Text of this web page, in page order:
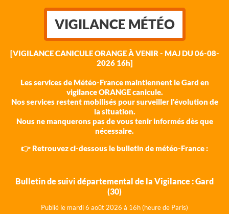
VIGILANCE MÉTÉO
[VIGILANCE CANICULE ORANGE À VENIR - MAJ DU 06-08-
2026 16h]
Les services de Météo-France maintiennent le Gard en
vigilance ORANGE canicule.
Nos services restent mobilisés pour surveiller l'évolution de
la situation.
Nous ne manquerons pas de vous tenir informés dès que
nécessaire.
👉 Retrouvez ci-dessous le bulletin de météo-France :
Bulletin de suivi départemental de la Vigilance : Gard
(30)
Publié le mardi 6 août 2026 à 16h (heure de Paris)